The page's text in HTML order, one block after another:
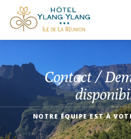
Contact /
NOTRE ÉQUIPE EST À